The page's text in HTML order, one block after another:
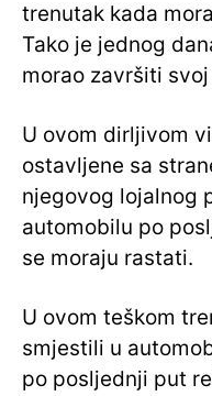
trenutak kada
Tako je jednog
morao završiti
U ovom dirljivom
ostavljene sa
njegovog lojalnog
automobilu po
se moraju rastati.
U ovom teškom
smjestili u
po posljednji put